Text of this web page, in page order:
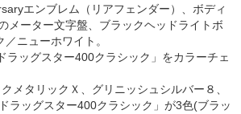
エンブレム（リアフェンダー）、ボディ
メーター文字盤、ブラックヘッドライトボ
ニューホワイト。
ラッグスター400クラシック」をカラーチェ
メタリックＸ、グリニッシュシルバー８、
ラッグスター400クラシック」が3色(ブラッ